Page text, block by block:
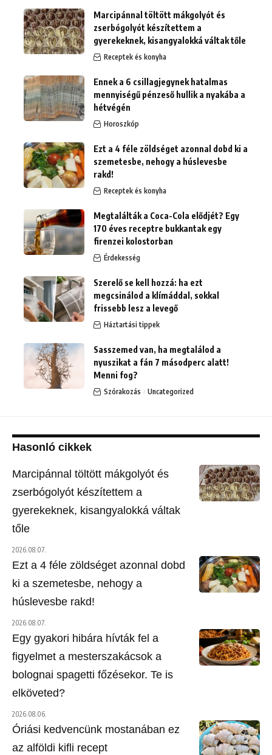
Marcipánnal töltött mákgolyót és
zserbógolyót készítettem a
gyerekeknek, kisangyalokká váltak tőle
Receptek és konyha
Ennek a 6 csillagjegynek hatalmas
mennyiségű pénzeső hullik a nyakába a
hétvégén
Horoszkóp
Ezt a 4 féle zöldséget azonnal dobd ki a
szemetesbe, nehogy a húslevesbe
rakd!
Receptek és konyha
Megtalálták a Coca-Cola elődjét? Egy
170 éves receptre bukkantak egy
firenzei kolostorban
Érdekesség
Szerelő se kell hozzá: ha ezt
megcsinálod a klímáddal, sokkal
frissebb lesz a levegő
Háztartási tippek
Sasszemed van, ha megtalálod a
nyuszikat a fán 7 másodperc alatt!
Menni fog?
Szórakozás Uncategorized
Hasonló cikkek
Marcipánnal töltött mákgolyót és
zserbógolyót készítettem a
gyerekeknek, kisangyalokká váltak
tőle
2026.08.07.
Ezt a 4 féle zöldséget azonnal dobd
ki a szemetesbe, nehogy a
húslevesbe rakd!
2026.08.07.
Egy gyakori hibára hívták fel a
figyelmet a mesterszakácsok a
bolognai spagetti főzésekor. Te is
elköveted?
2026.08.06.
Óriási kedvencünk mostanában ez
az alföldi kifli recept